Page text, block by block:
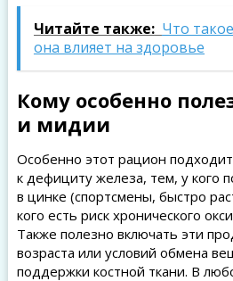
Читайте также: Что
она влияет на здоровье
Кому особенно
и мидии
Особенно этот рацион
к дефициту железа, тем, у кого
в цинке (спортсмены, быстро
кого есть риск хронического
Также полезно включать эти
возраста или условий обмена
поддержки костной ткани. В